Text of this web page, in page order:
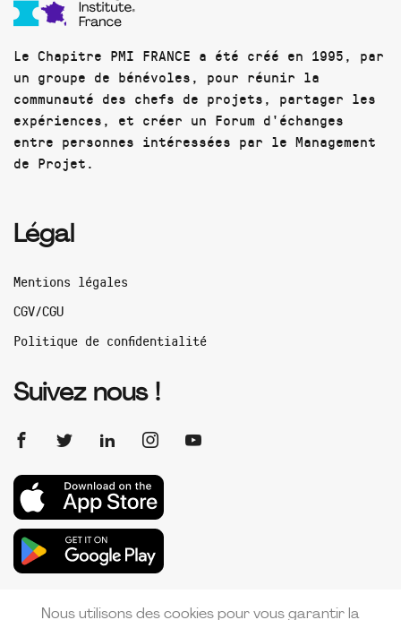
Le Chapitre PMI FRANCE a été créé en 1995, par
un groupe de bénévoles, pour réunir la
communauté des chefs de projets, partager les
expériences, et créer un Forum d'échanges
entre personnes intéressées par le Management
de Projet.
Légal
Mentions légales
CGV/CGU
Politique de confidentialité
Suivez nous !
Nous utilisons des cookies pour vous garantir la